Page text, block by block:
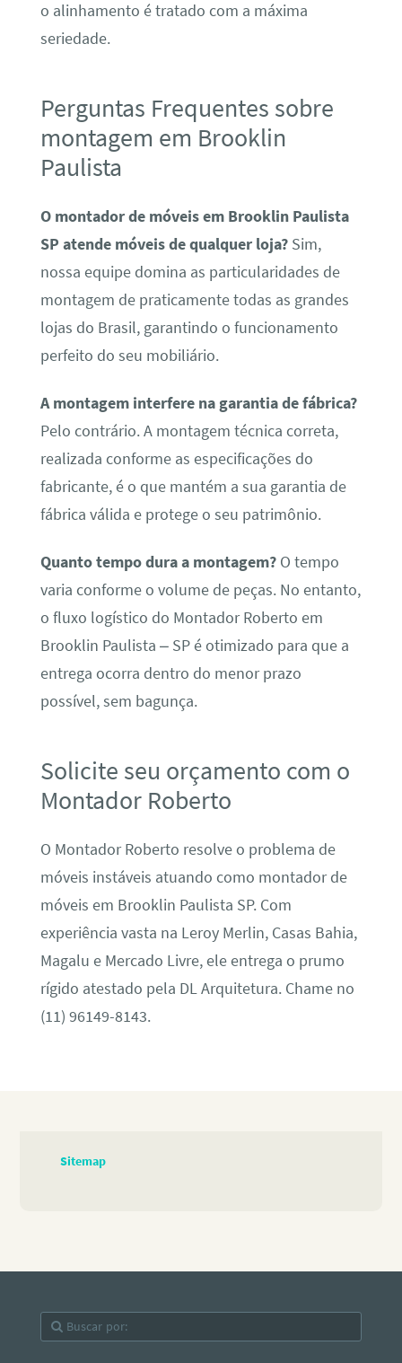
o alinhamento é tratado com a máxima
seriedade.
Perguntas Frequentes sobre
montagem em Brooklin
Paulista
O montador de móveis em Brooklin Paulista
SP atende móveis de qualquer loja?Sim,
nossa equipe domina as particularidades de
montagem de praticamente todas as grandes
lojas do Brasil, garantindo o funcionamento
perfeito do seu mobiliário.
A montagem interfere na garantia de fábrica?
Pelo contrário. A montagem técnica correta,
realizada conforme as especificações do
fabricante, é o que mantém a sua garantia de
fábrica válida e protege o seu patrimônio.
Quanto tempo dura a montagem?O tempo
varia conforme o volume de peças. No entanto,
o fluxo logístico do Montador Roberto em
Brooklin Paulista – SP é otimizado para que a
entrega ocorra dentro do menor prazo
possível, sem bagunça.
Solicite seu orçamento com o
Montador Roberto
O Montador Roberto resolve o problema de
móveis instáveis atuando como montador de
móveis em Brooklin Paulista SP. Com
experiência vasta na Leroy Merlin, Casas Bahia,
Magalu e Mercado Livre, ele entrega o prumo
rígido atestado pela DL Arquitetura. Chame no
(11) 96149-8143.
Sitemap